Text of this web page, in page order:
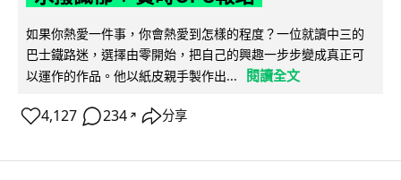
如果你熱愛一件事，你會熱愛到怎樣的程度？一位就讀中三的
巴士鐵路迷，選擇由零開始，把自己的興趣一步步變成真正可
以運作的作品。他以紙皮親手製作出...
閱讀全文
4,127 234 ↗ 分享